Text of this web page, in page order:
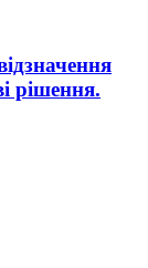
рішення.